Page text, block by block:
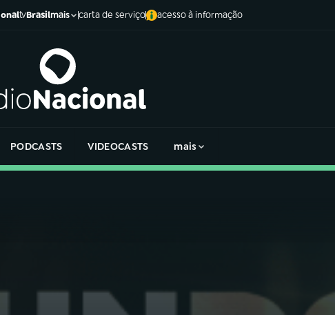
tvBrasilmais carta de serviço acesso à informação
PODCASTS VIDEOCASTS mais